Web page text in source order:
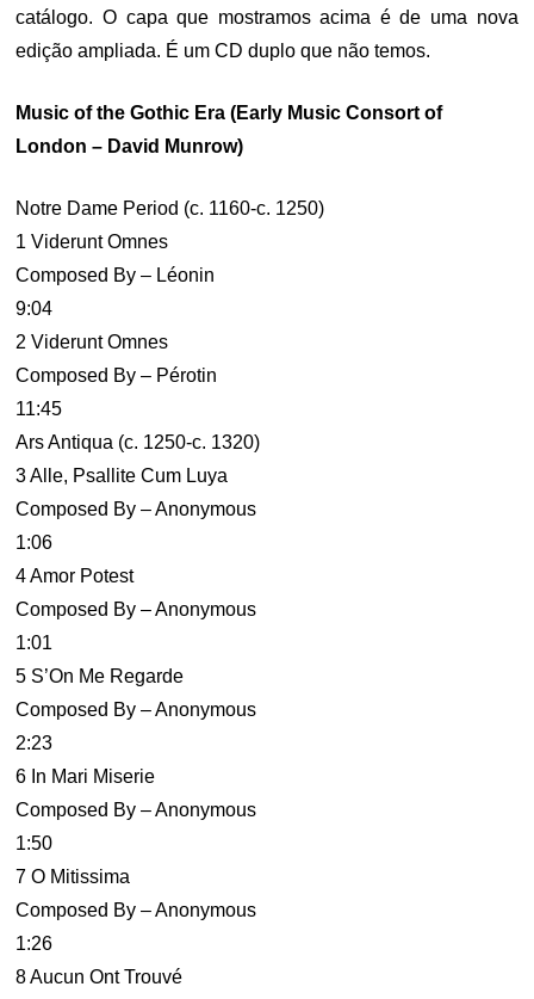
catálogo. O capa que mostramos acima é de uma nova
edição ampliada. É um CD duplo que não temos.
Music of the Gothic Era (Early Music Consort of
London – David Munrow)
Notre Dame Period (c. 1160-c. 1250)
1 Viderunt Omnes
Composed By – Léonin
9:04
2 Viderunt Omnes
Composed By – Pérotin
11:45
Ars Antiqua (c. 1250-c. 1320)
3 Alle, Psallite Cum Luya
Composed By – Anonymous
1:06
4 Amor Potest
Composed By – Anonymous
1:01
5 S’On Me Regarde
Composed By – Anonymous
2:23
6 In Mari Miserie
Composed By – Anonymous
1:50
7 O Mitissima
Composed By – Anonymous
1:26
8 Aucun Ont Trouvé